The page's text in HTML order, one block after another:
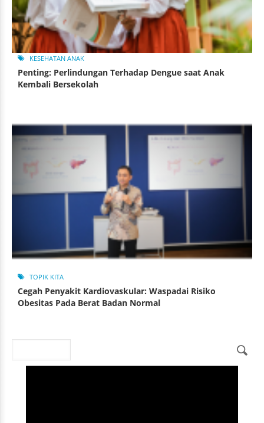
KESEHATAN ANAK
Penting: Perlindungan Terhadap Dengue saat Anak
Kembali Bersekolah
TOPIK KITA
Cegah Penyakit Kardiovaskular: Waspadai Risiko
Obesitas Pada Berat Badan Normal
Search form